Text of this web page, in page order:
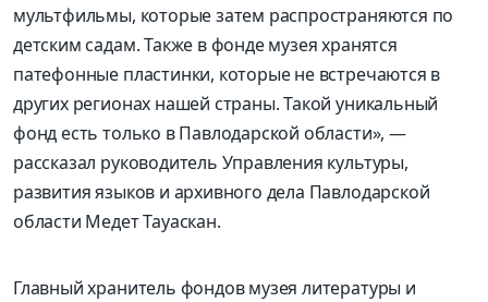
мультфильмы, которые затем распространяются по
детским садам. Также в фонде музея хранятся
патефонные пластинки, которые не встречаются в
других регионах нашей страны. Такой уникальный
фонд есть только в Павлодарской области», —
рассказал руководитель Управления культуры,
развития языков и архивного дела Павлодарской
области Медет Тауаскан.
Главный хранитель фондов музея литературы и